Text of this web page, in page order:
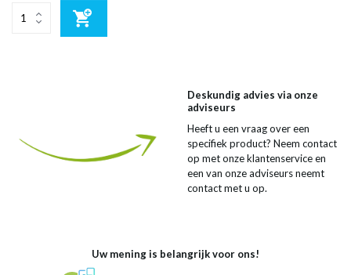
Deskundig advies via onze
adviseurs
Heeft u een vraag over een
specifiek product? Neem contact
op met onze klantenservice en
een van onze adviseurs neemt
contact met u op.
Uw mening is belangrijk voor ons!